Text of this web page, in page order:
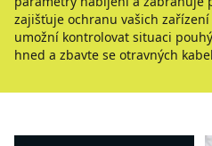
zajišťuje ochranu vašich zařízení
umožní kontrolovat situaci
hned a zbavte se otravných